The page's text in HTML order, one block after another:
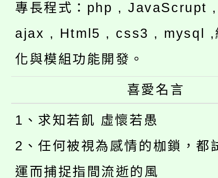
專長程式：php , JavaScrupt
ajax , Html5 , css3 , mysql ,
化與模組功能開發。
喜愛名言
1、求知若飢 虛懷若愚
2、任何被視為感情的枷鎖，都
運而捕捉指間流逝的風